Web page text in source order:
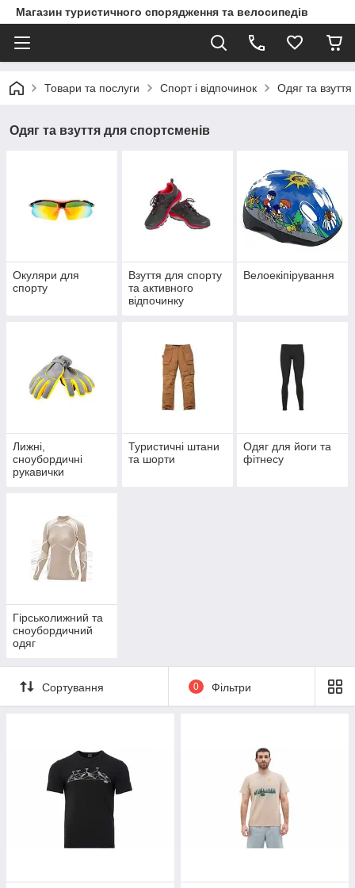
Магазин туристичного спорядження та велосипедів
Товари та послуги Спорт і відпочинок Одяг та
Одяг та взуття для спортсменів
Окуляри для
спорту
Взуття для спорту
та активного
відпочинку
Велоекіпірування
Лижні,
сноубордичні
рукавички
Туристичні штани
та шорти
Одяг для йоги та
фітнесу
Гірськолижний та
сноубордичний
одяг
Сортування 0 Фільтри